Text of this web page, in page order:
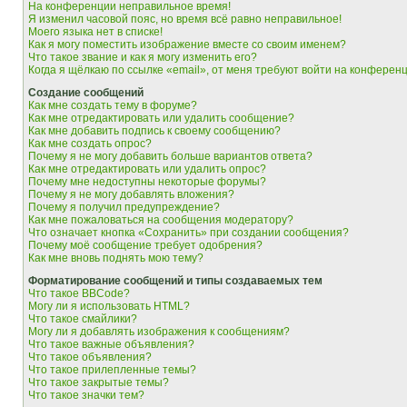
На конференции неправильное время!
Я изменил часовой пояс, но время всё равно неправильное!
Моего языка нет в списке!
Как я могу поместить изображение вместе со своим именем?
Что такое звание и как я могу изменить его?
Когда я щёлкаю по ссылке «email», от меня требуют войти на
Создание сообщений
Как мне создать тему в форуме?
Как мне отредактировать или удалить сообщение?
Как мне добавить подпись к своему сообщению?
Как мне создать опрос?
Почему я не могу добавить больше вариантов ответа?
Как мне отредактировать или удалить опрос?
Почему мне недоступны некоторые форумы?
Почему я не могу добавлять вложения?
Почему я получил предупреждение?
Как мне пожаловаться на сообщения модератору?
Что означает кнопка «Сохранить» при создании сообщения?
Почему моё сообщение требует одобрения?
Как мне вновь поднять мою тему?
Форматирование сообщений и типы создаваемых тем
Что такое BBCode?
Могу ли я использовать HTML?
Что такое смайлики?
Могу ли я добавлять изображения к сообщениям?
Что такое важные объявления?
Что такое объявления?
Что такое прилепленные темы?
Что такое закрытые темы?
Что такое значки тем?